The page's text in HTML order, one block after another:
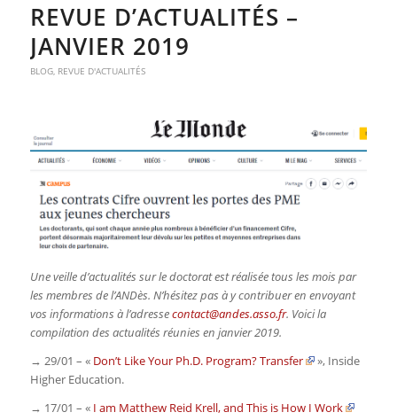
REVUE D’ACTUALITÉS –
JANVIER 2019
BLOG, REVUE D'ACTUALITÉS
Une veille d’actualités sur le doctorat est réalisée tous les mois par
les membres de l’ANDès. N’hésitez pas à y contribuer en envoyant
vos informations à l’adressecontact@andes.asso.fr. Voici la
compilation des actualités réunies en janvier 2019.
→ 29/01 – « Don’t Like Your Ph.D. Program? Transfer », Inside
Higher Education.
→ 17/01 – « I am Matthew Reid Krell, and This is How I Work